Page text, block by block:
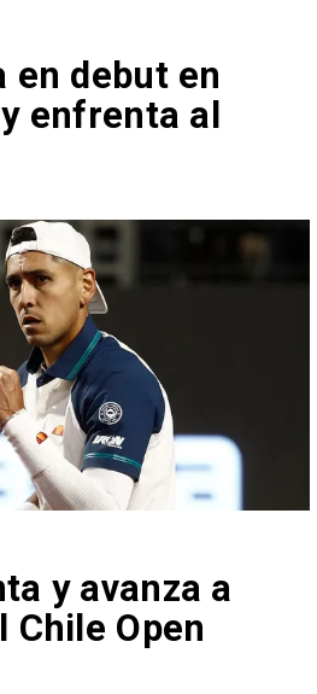
en debut en
enfrenta al
y avanza a
Open